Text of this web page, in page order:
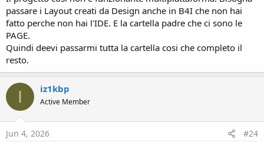
passare i Layout creati da Design anche in B4I che non hai
fatto perche non hai l'IDE. E la cartella padre che ci sono le
PAGE.
Quindi deevi passarmi tutta la cartella cosi che completo il
resto.
I iz1kbp
Active Member
Jun 4, 2026 #24